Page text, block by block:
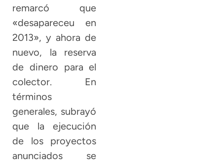
remarcó que
«desapareceu en
2013», y ahora de
nuevo, la reserva
de dinero para el
colector. En
términos
generales, subrayó
que la ejecución
de los proyectos
anunciados se